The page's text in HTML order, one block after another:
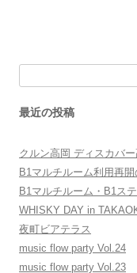
ン
最近の投稿
クルン高岡 ディスカバー
B1マルチルーム利用再
B1マルチルーム・B1ス
WHISKY DAY in
夜町ビアテラス
music flow party Vol.24
music flow party Vol.23